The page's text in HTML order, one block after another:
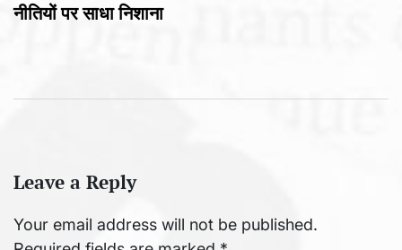
नीतियों पर साधा निशाना
Leave a Reply
Your email address will not be published.